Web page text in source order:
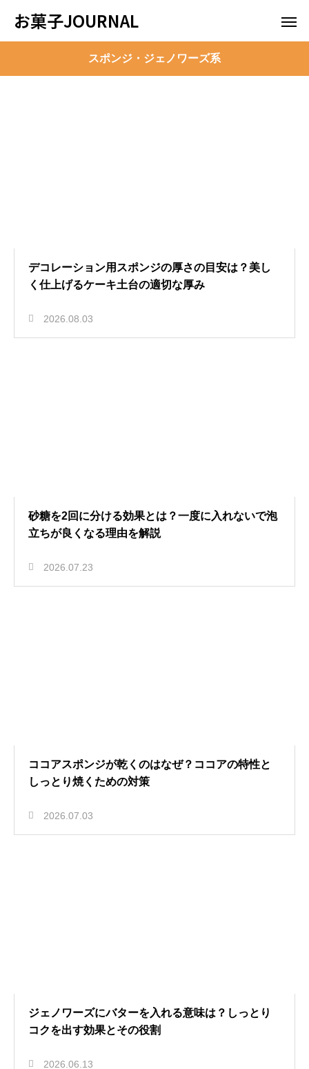
お菓子JOURNAL
スポンジ・ジェノワーズ系
デコレーション用スポンジの厚さの目安は？美し
く仕上げるケーキ土台の適切な厚み
2026.08.03
砂糖を2回に分ける効果とは？一度に入れないで泡
立ちが良くなる理由を解説
2026.07.23
ココアスポンジが乾くのはなぜ？ココアの特性と
しっとり焼くための対策
2026.07.03
ジェノワーズにバターを入れる意味は？しっとり
コクを出す効果とその役割
2026.06.13